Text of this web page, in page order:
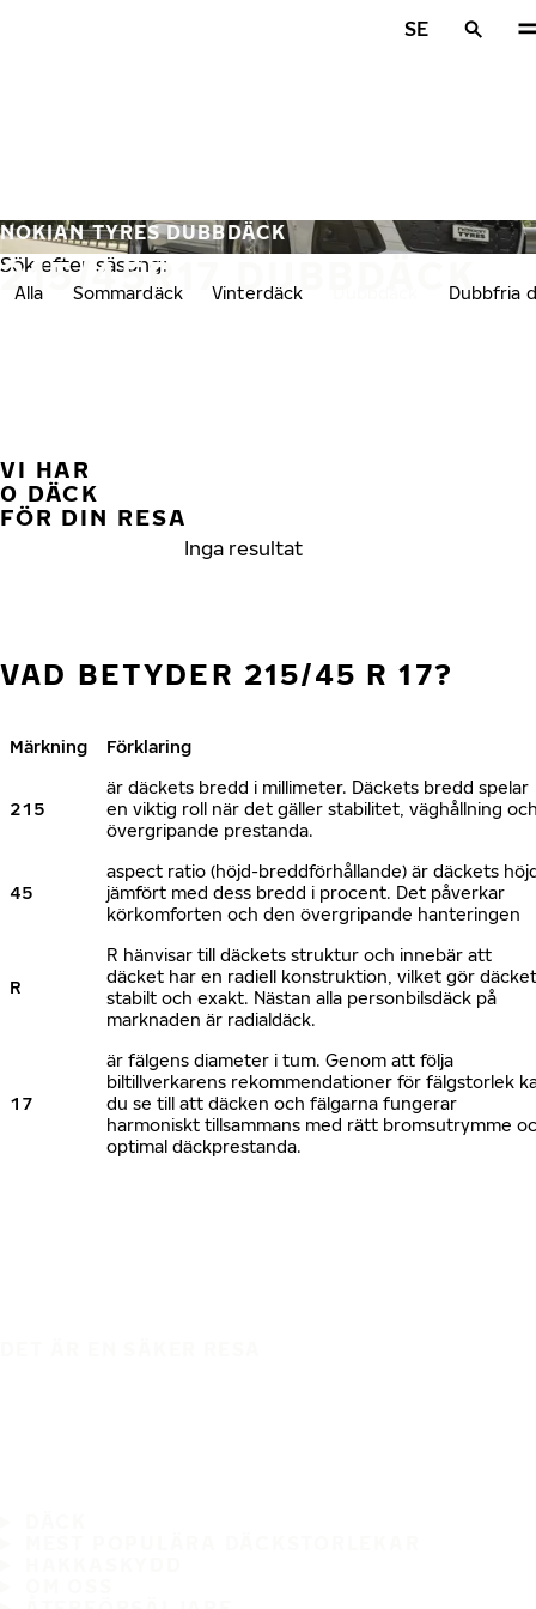
SE
215/45R17 DUBBDÄCK
NOKIAN TYRES DUBBDÄCK
Sök efter säsong:
Alla Sommardäck Vinterdäck Dubbfria
VI HAR
0 DÄCK
FÖR DIN RESA
Inga resultat
VAD BETYDER 215/45 R 17?
Märkning Förklaring
215
är däckets bredd i millimeter. Däckets bredd spelar
en viktig roll när det gäller stabilitet, väghållning
övergripande prestanda.
45
aspect ratio (höjd-breddförhållande) är däckets
jämfört med dess bredd i procent. Det påverkar
körkomforten och den övergripande hanteringen
R
R hänvisar till däckets struktur och innebär att
däcket har en radiell konstruktion, vilket gör däcket
stabilt och exakt. Nästan alla personbilsdäck på
marknaden är radialdäck.
17
är fälgens diameter i tum. Genom att följa
biltillverkarens rekommendationer för fälgstorlek
du se till att däcken och fälgarna fungerar
harmoniskt tillsammans med rätt bromsutrymme
optimal däckprestanda.